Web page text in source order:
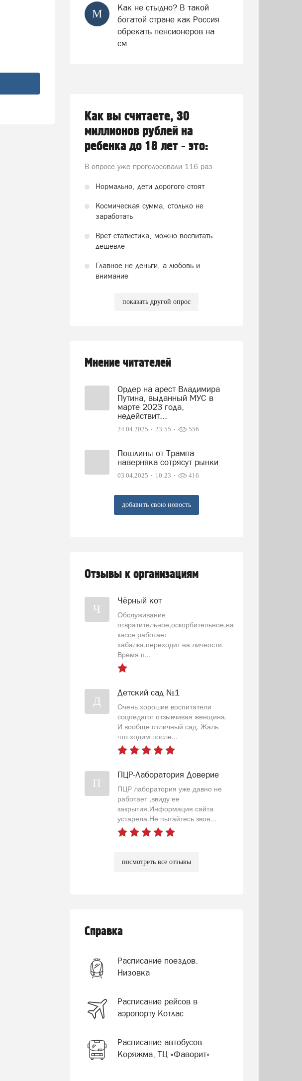
М
Как не стыдно? В такой
богатой стране как Россия
обрекать пенсионеров на
см...
Как вы считаете, 30
миллионов рублей на
ребенка до 18 лет - это:
В опросе уже проголосовали 116 раз
Нормально, дети дорогого стоят
Космическая сумма, столько не
заработать
Врет статистика, можно воспитать
дешевле
Главное не деньги, а любовь и
внимание
показать другой опрос
Мнение читателей
Ордер на арест Владимира
Путина, выданный МУС в
марте 2023 года,
недействит...
24.04.2025 23:55 556
Пошлины от Трампа
наверняка сотрясут рынки
03.04.2025 10:23 416
добавить свою новость
Отзывы к организациям
Ч
Чёрный кот
Обслуживание
отвратительное,оскорбительное,на
кассе работает
хабалка,переходит на личности.
Время п...
Д
Детский сад №1
Очень хорошие воспитатели
соцпедагог отзывчивая женщина.
И вообще отличный сад. Жаль
что ходим после...
П
ПЦР-Лаборатория Доверие
ПЦР лаборатория уже давно не
работает ,ввиду ее
закрытия.Информация сайта
устарела.Не пытайтесь звон...
посмотреть все отзывы
Справка
Расписание поездов.
Низовка
Расписание рейсов в
аэропорту Котлас
Расписание автобусов.
Коряжма, ТЦ «Фаворит»